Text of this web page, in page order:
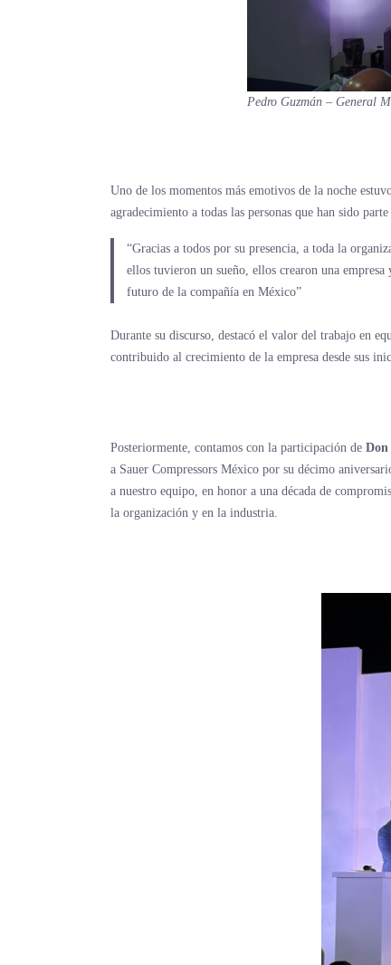
Pedro Guzmán – General
Uno de los momentos más emotivos de la noche
agradecimiento a todas las personas que han sido
“Gracias a todos por su presencia, a toda la
ellos tuvieron un sueño, ellos crearon una
futuro de la compañía en México”
Durante su discurso, destacó el valor del trabajo en
contribuido al crecimiento de la empresa desde sus
Posteriormente, contamos con la participación de Don
a Sauer Compressors México por su décimo
a nuestro equipo, en honor a una década de
la organización y en la industria.